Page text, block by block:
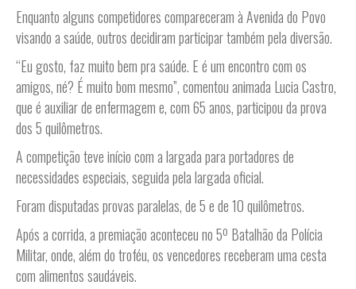
Enquanto alguns competidores compareceram à Avenida do Povo
visando a saúde, outros decidiram participar também pela diversão.
“Eu gosto, faz muito bem pra saúde. E é um encontro com os
amigos, né? É muito bom mesmo”, comentou animada Lucia Castro,
que é auxiliar de enfermagem e, com 65 anos, participou da prova
dos 5 quilômetros.
A competição teve início com a largada para portadores de
necessidades especiais, seguida pela largada oficial.
Foram disputadas provas paralelas, de 5 e de 10 quilômetros.
Após a corrida, a premiação aconteceu no 5º Batalhão da Polícia
Militar, onde, além do troféu, os vencedores receberam uma cesta
com alimentos saudáveis.